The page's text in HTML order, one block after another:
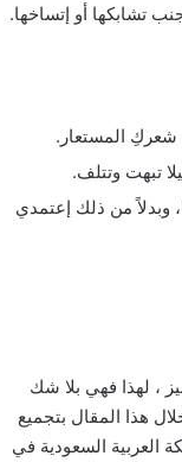
تشابكها أو إتساخها.
شعركِ المستعار.
تبهت وتتلف.
وبدلاً من ذلك إعتمدي
، لهذا فهي بلا شك
هذا المقال بتجميع
العربية السعودية في